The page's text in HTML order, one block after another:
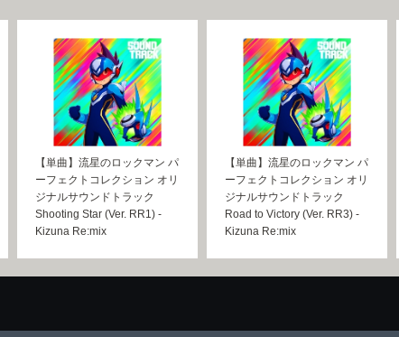
【単曲】流星のロックマン パ
ーフェクトコレクション オリ
ジナルサウンドトラック
Shooting Star (Ver. RR1) -
Kizuna Re:mix
【単曲】流星のロックマン パ
ーフェクトコレクション オリ
ジナルサウンドトラック
Road to Victory (Ver. RR3) -
Kizuna Re:mix